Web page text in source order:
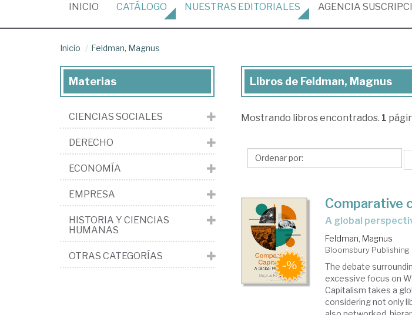
INICIO (CURRENT)
CATÁLOGO NUESTRAS EDITORIALES AGENCIA
Inicio Feldman, Magnus
Libros
Feldman,
Libros de Feldman, Magnus
Mostrando libros encontrados. 1
Comparative
a global
Feldman, Magnus
Bloomsbury
The debate
excessive focus on
Capitalism takes a
considering not only
Materias
CIENCIAS SOCIALES
DERECHO
ECONOMÍA
EMPRESA
HISTORIA Y CIENCIAS
HUMANAS
OTRAS CATEGORÍAS